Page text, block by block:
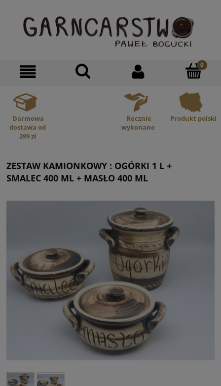
Darmowa
dostawa od
299 zł
Ręcznie
wykonane
Produkt polski
ZESTAW KAMIONKOWY : OGÓRKI 1 L +
SMALEC 400 ML + MASŁO 400 ML